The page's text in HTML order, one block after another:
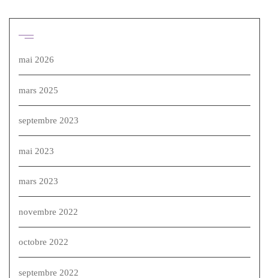
mai 2026
mars 2025
septembre 2023
mai 2023
mars 2023
novembre 2022
octobre 2022
septembre 2022